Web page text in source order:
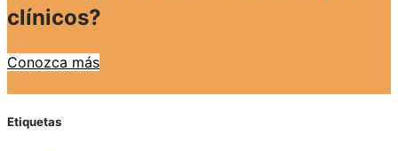
clínicos?
Conozca más
Etiquetas